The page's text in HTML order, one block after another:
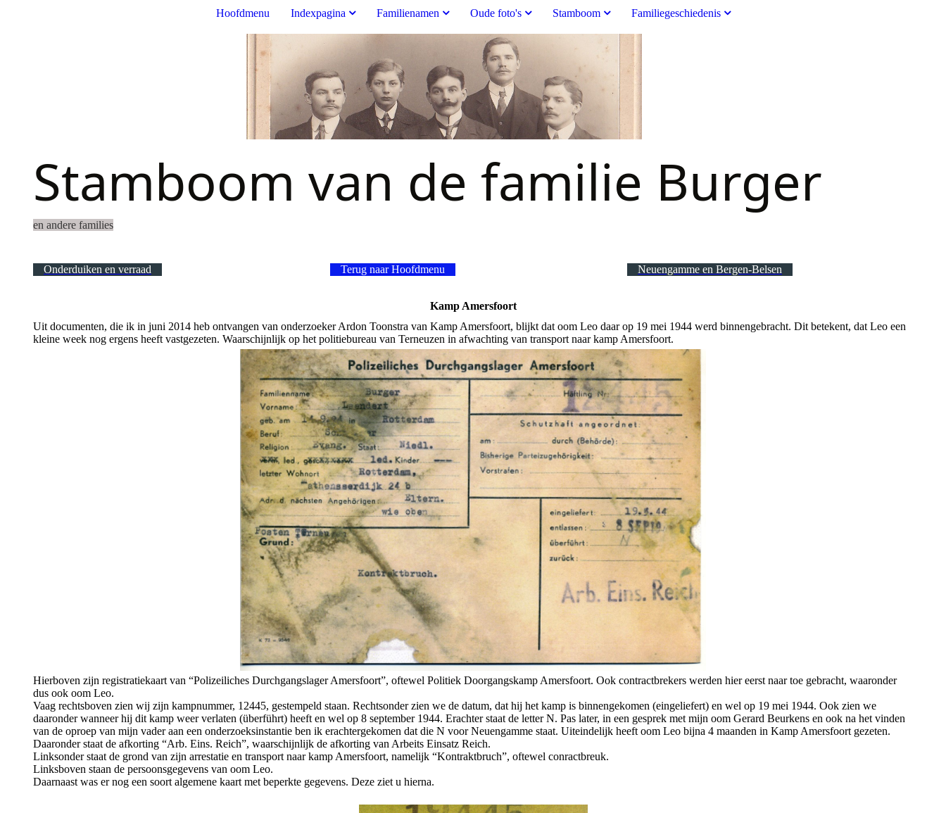
Hoofdmenu Indexpagina Familienamen Oude foto's Stamboom Familiegeschiedenis
Stamboom van de familie Burger
en andere families
Onderduiken en verraad Terug naar Hoofdmenu Neuengamme en Bergen-Belsen
Kamp Amersfoort
Uit documenten, die ik in juni 2014 heb ontvangen van onderzoeker Ardon Toonstra van Kamp Amersfoort, blijkt dat oom Leo daar op 19 mei 1944 werd binnengebracht. Dit betekent, dat Leo een
kleine week nog ergens heeft vastgezeten. Waarschijnlijk op het politiebureau van Terneuzen in afwachting van transport naar kamp Amersfoort.
Hierboven zijn registratiekaart van “Polizeiliches Durchgangslager Amersfoort”, oftewel Politiek Doorgangskamp Amersfoort. Ook contractbrekers werden hier eerst naar toe gebracht, waaronder
dus ook oom Leo.
Vaag rechtsboven zien wij zijn kampnummer, 12445, gestempeld staan. Rechtsonder zien we de datum, dat hij het kamp is binnengekomen (eingeliefert) en wel op 19 mei 1944. Ook zien we
daaronder wanneer hij dit kamp weer verlaten (überführt) heeft en wel op 8 september 1944. Erachter staat de letter N. Pas later, in een gesprek met mijn oom Gerard Beurkens en ook na het vinden
van de oproep van mijn vader aan een onderzoeksinstantie ben ik erachtergekomen dat die N voor Neuengamme staat. Uiteindelijk heeft oom Leo bijna 4 maanden in Kamp Amersfoort gezeten.
Daaronder staat de afkorting “Arb. Eins. Reich”, waarschijnlijk de afkorting van Arbeits Einsatz Reich.
Linksonder staat de grond van zijn arrestatie en transport naar kamp Amersfoort, namelijk “Kontraktbruch”, oftewel conractbreuk.
Linksboven staan de persoonsgegevens van oom Leo.
Daarnaast was er nog een soort algemene kaart met beperkte gegevens. Deze ziet u hierna.